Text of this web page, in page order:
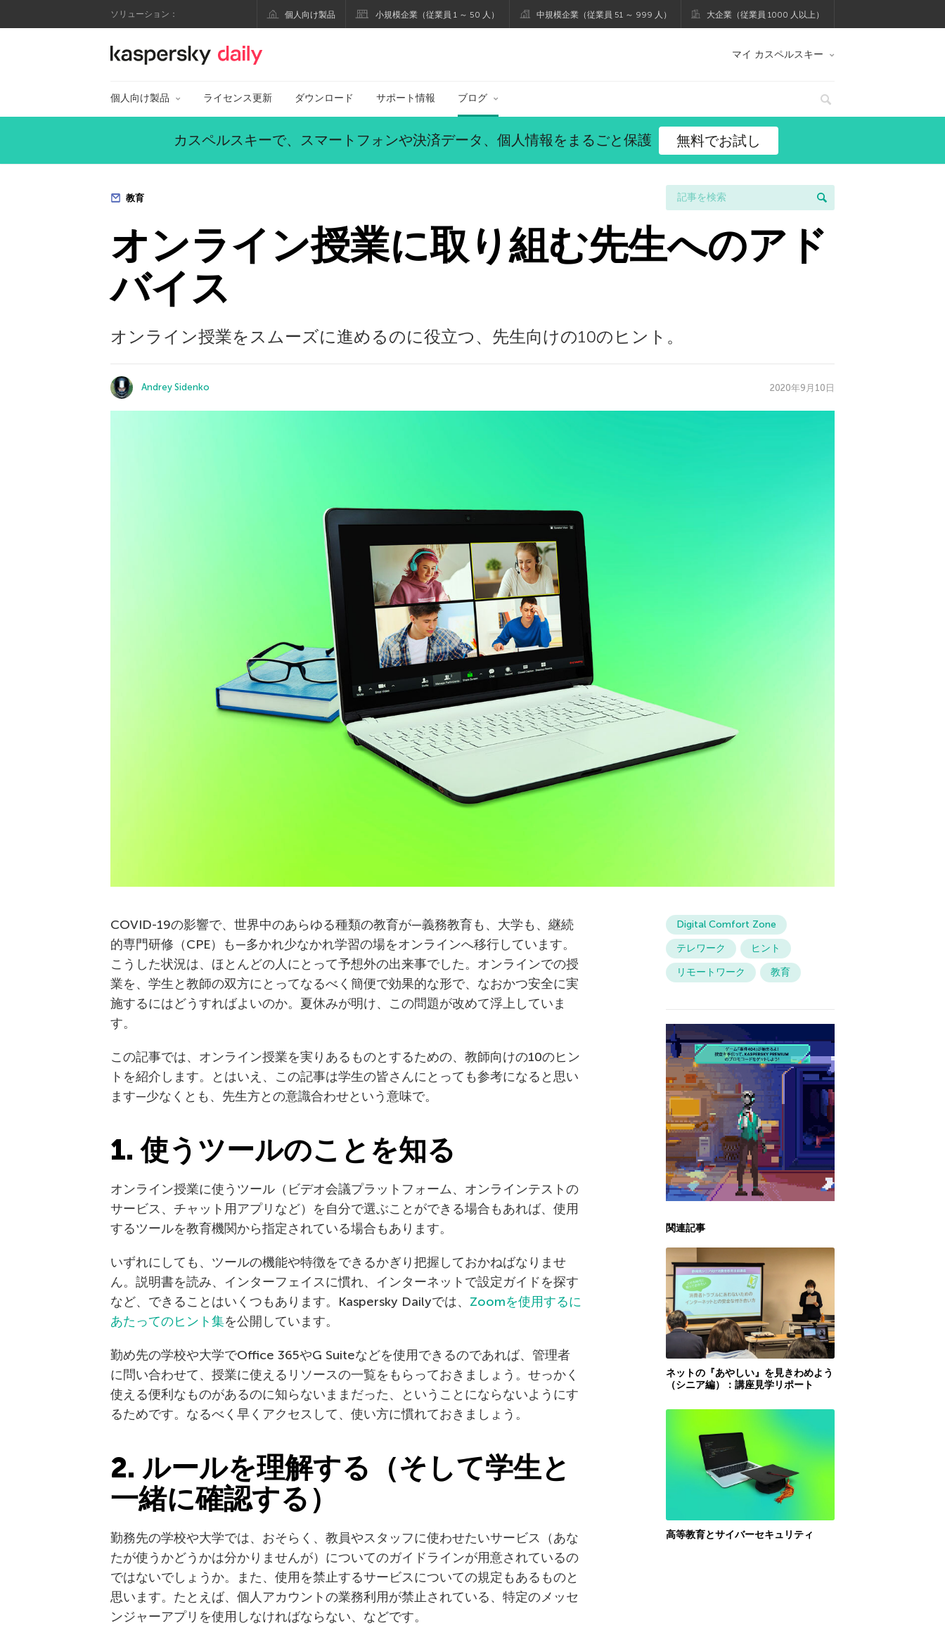
ソリューション： 個人向け製品 小規模企業（従業員 1 ～ 50 人） 中規模企業（従業員 51 ～ 999 人） 大企業（従業員 1000 人以上）
カスペルスキー公式ブログ マイ カスペルスキー
個人向け製品 ライセンス更新 ダウンロード サポート情報 ブログ
カスペルスキーで、スマートフォンや決済データ、個人情報をまるごと保護 無料でお試し
教育
オンライン授業に取り組む先生へのアド
バイス
オンライン授業をスムーズに進めるのに役立つ、先生向けの10のヒント。
Andrey Sidenko 2020年9月10日
COVID-19の影響で、世界中のあらゆる種類の教育が—義務教育も、大学も、継続
的専門研修（CPE）も—多かれ少なかれ学習の場をオンラインへ移行しています。
こうした状況は、ほとんどの人にとって予想外の出来事でした。オンラインでの授
業を、学生と教師の双方にとってなるべく簡便で効果的な形で、なおかつ安全に実
施するにはどうすればよいのか。夏休みが明け、この問題が改めて浮上していま
す。
この記事では、オンライン授業を実りあるものとするための、教師向けの10のヒン
トを紹介します。とはいえ、この記事は学生の皆さんにとっても参考になると思い
ます—少なくとも、先生方との意識合わせという意味で。
1. 使うツールのことを知る
オンライン授業に使うツール（ビデオ会議プラットフォーム、オンラインテストの
サービス、チャット用アプリなど）を自分で選ぶことができる場合もあれば、使用
するツールを教育機関から指定されている場合もあります。
いずれにしても、ツールの機能や特徴をできるかぎり把握しておかねばなりませ
ん。説明書を読み、インターフェイスに慣れ、インターネットで設定ガイドを探す
など、できることはいくつもあります。Kaspersky Dailyでは、 Zoomを使用するに
あたってのヒント集を公開しています。
勤め先の学校や大学でOffice 365やG Suiteなどを使用できるのであれば、管理者
に問い合わせて、授業に使えるリソースの一覧をもらっておきましょう。せっかく
使える便利なものがあるのに知らないままだった、ということにならないようにす
るためです。なるべく早くアクセスして、使い方に慣れておきましょう。
2. ルールを理解する（そして学生と
一緒に確認する）
勤務先の学校や大学では、おそらく、教員やスタッフに使わせたいサービス（あな
たが使うかどうかは分かりませんが）についてのガイドラインが用意されているの
ではないでしょうか。また、使用を禁止するサービスについての規定もあるものと
思います。たとえば、個人アカウントの業務利用が禁止されている、特定のメッセ
ンジャーアプリを使用しなければならない、などです。
Digital Comfort Zone
テレワーク
ヒント
リモートワーク
教育
関連記事
ネットの『あやしい』を見きわめよう
（シニア編）：講座見学リポート
高等教育とサイバーセキュリティ